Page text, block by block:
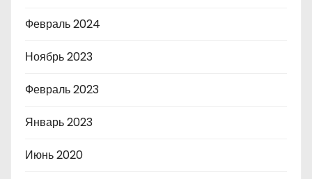
Февраль 2024
Ноябрь 2023
Февраль 2023
Январь 2023
Июнь 2020